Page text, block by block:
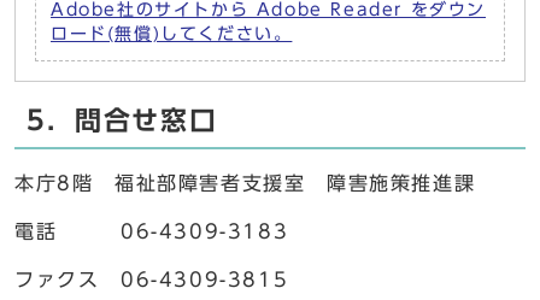
Adobe社のサイトから Adobe Reader をダウン
ロード(無償)してください。
5．問合せ窓口
本庁8階 福祉部障害者支援室 障害施策推進課
電話 06-4309-3183
ファクス 06-4309-3815